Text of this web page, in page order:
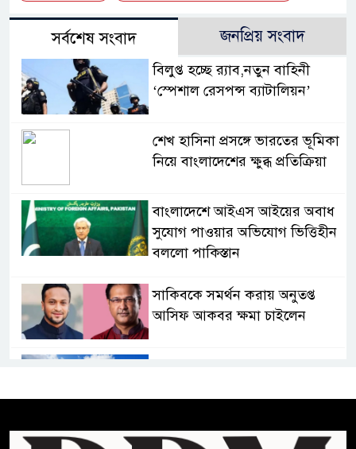
সর্বশেষ সংবাদ জনপ্রিয় সংবাদ
বিলুপ্ত হচ্ছে র‍্যাব,নতুন বাহিনী
‘স্পেশাল রেসপন্স ব্যাটালিয়ন’
শেখ হাসিনা প্রসঙ্গে ভারতের ভূমিকা
নিয়ে বাংলাদেশের ক্ষুব্ধ প্রতিক্রিয়া
বাংলাদেশে আইএস আইয়ের অবাধ
সুযোগ পাওয়ার অভিযোগ ভিত্তিহীন
বললো পাকিস্তান
সাকিবকে সমর্থন করায় অনুতপ্ত
আসিফ আকবর ক্ষমা চাইলেন
প্রথম শ্রেণি ছাড়া অন্য সব শ্রেণিতে